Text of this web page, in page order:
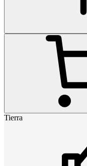
Tierra